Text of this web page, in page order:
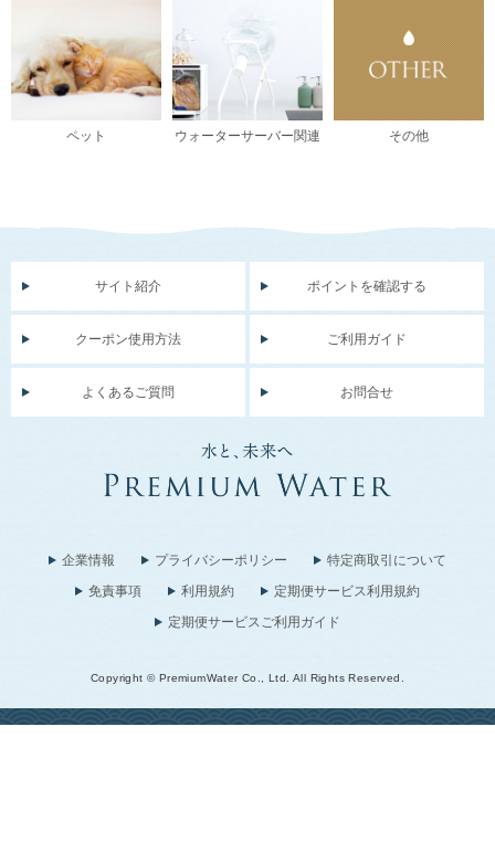
ペット ウォーターサーバー関連 その他
サイト紹介 ポイントを確認する
クーポン使用方法 ご利用ガイド
よくあるご質問 お問合せ
企業情報 プライバシーポリシー
特定商取引について
免責事項
利用規約
定期便サービス利用規約
定期便サービスご利用ガイド
Copyright © PremiumWater Co., Ltd. All Rights Reserved.